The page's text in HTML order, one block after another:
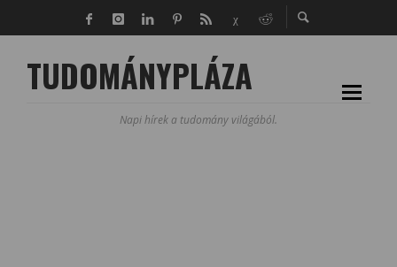
TUDOMÁNYPLÁZA
Napi hírek a tudomány világából.